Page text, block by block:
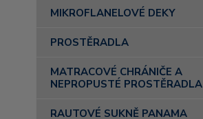
MIKROFLANELOVÉ DEKY
PROSTĚRADLA
MATRACOVÉ CHRÁNIČE A
NEPROPUSTÉ PROSTĚRADLA
RAUTOVÉ SUKNĚ PANAMA